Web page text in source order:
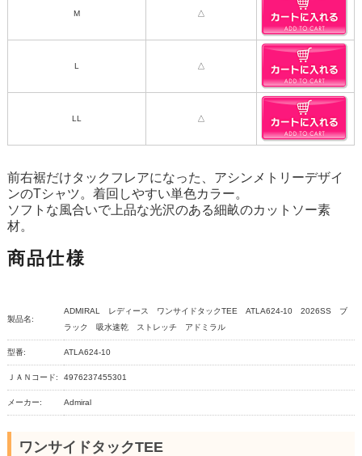
M △
L △
LL △
前右裾だけタックフレアになった、アシンメトリーデザイ
ンのTシャツ。着回しやすい単色カラー。
ソフトな風合いで上品な光沢のある細畝のカットソー素
材。
商品仕様
製品名:
ADMIRAL レディース ワンサイドタックTEE ATLA624-10 2026SS ブ
ラック 吸水速乾 ストレッチ アドミラル
型番: ATLA624-10
ＪＡＮコード: 4976237455301
メーカー: Admiral
ワンサイドタックTEE